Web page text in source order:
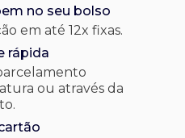
no seu bolso
em até 12x fixas.
rápida
ou através da